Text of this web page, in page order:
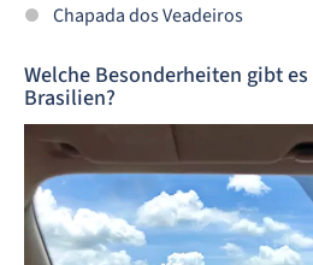
Chapada dos Veadeiros
Welche Besonderheiten gibt
Brasilien?